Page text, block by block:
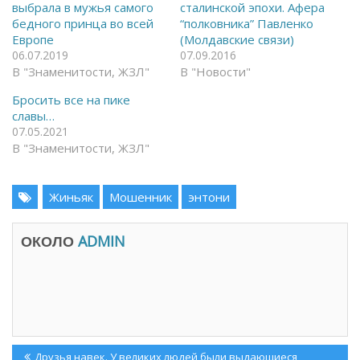
a
c
e
b
o
o
k
(
т
к
р
ы
в
а
с
в
о
в
о
в
T
e
r
a
(
р
ы
е
т
с
в
н
о
выбрала в мужья самого
бедного принца во всей
Европе
06.07.2019
В "Знаменитости, ЖЗЛ"
сталинской эпохи. Афера
“полковника” Павленко
(Молдавские связи)
07.09.2016
В "Новости"
Бросить все на пике
славы…
07.05.2021
В "Знаменитости, ЖЗЛ"
Жиньяк Мошенник энтони
ОКОЛО ADMIN
Previous
Друзья навек. У великих людей были выдающиеся